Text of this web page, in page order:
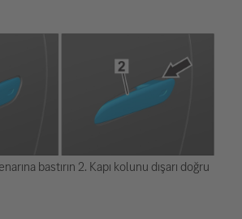
bastırın 2. Kapı kolunu dışarı doğru